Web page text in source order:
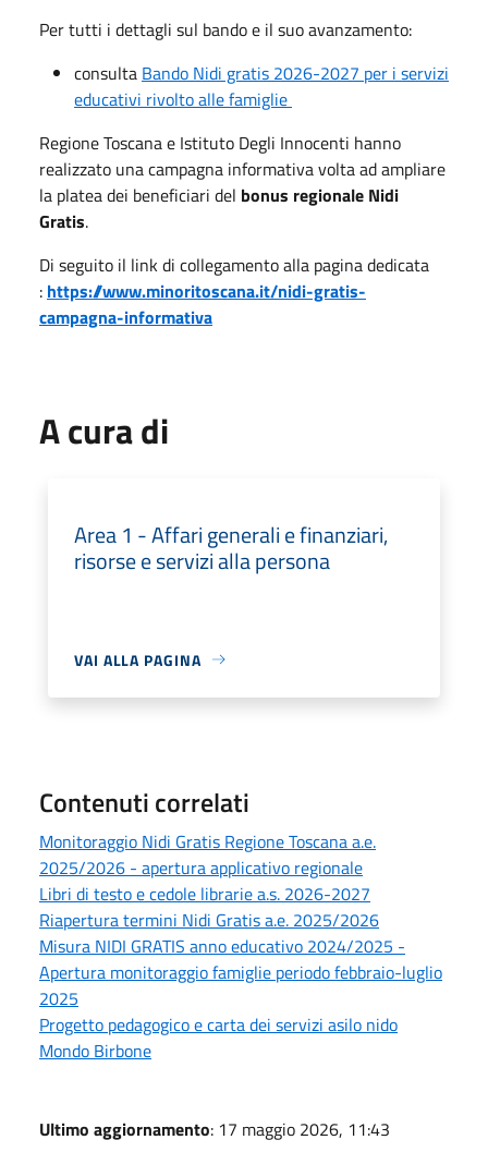
Per tutti i dettagli sul bando e il suo avanzamento:
consulta Bando Nidi gratis 2026-2027 per i servizi
educativi rivolto alle famiglie
Regione Toscana e Istituto Degli Innocenti hanno
realizzato una campagna informativa volta ad ampliare
la platea dei beneficiari del bonus regionale Nidi
Gratis.
Di seguito il link di collegamento alla pagina dedicata
: https://www.minoritoscana.it/nidi-gratis-
campagna-informativa
A cura di
Area 1 - Affari generali e finanziari,
risorse e servizi alla persona
VAI ALLA PAGINA
Contenuti correlati
Monitoraggio Nidi Gratis Regione Toscana a.e.
2025/2026 - apertura applicativo regionale
Libri di testo e cedole librarie a.s. 2026-2027
Riapertura termini Nidi Gratis a.e. 2025/2026
Misura NIDI GRATIS anno educativo 2024/2025 -
Apertura monitoraggio famiglie periodo febbraio-luglio
2025
Progetto pedagogico e carta dei servizi asilo nido
Mondo Birbone
Ultimo aggiornamento: 17 maggio 2026, 11:43